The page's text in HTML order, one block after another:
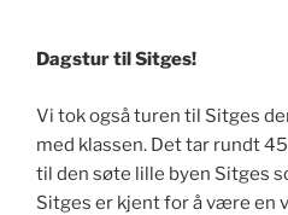
Dagstur til Sitges!
Vi tok også turen til Sitges
med klassen. Det tar rundt
til den søte lille byen Sitges
Sitges er kjent for å være en